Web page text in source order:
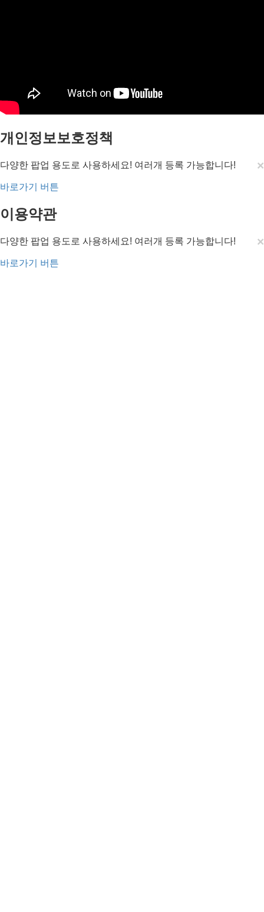
개인정보보호정책
×
다양한 팝업 용도로 사용하세요! 여러개 등록 가능합니다!
바로가기 버튼
이용약관
×
다양한 팝업 용도로 사용하세요! 여러개 등록 가능합니다!
바로가기 버튼